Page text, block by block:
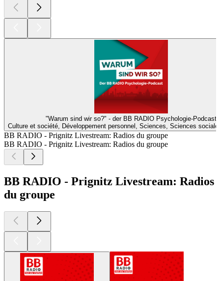
"Warum sind wir so?" - der BB RADIO Psychologie-Podcast
Culture et société, Développement personnel, Sciences, Sciences
BB RADIO - Prignitz Livestream: Radios du groupe
BB RADIO - Prignitz Livestream: Radios du groupe
BB RADIO - Prignitz Livestream: Radios
du groupe